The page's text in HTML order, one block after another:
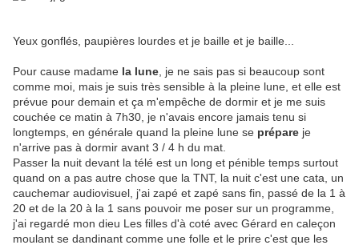
Yeux gonflés, paupières lourdes et je baille et je baille...
Pour cause madame la lune , je ne sais pas si beaucoup sont
comme moi, mais je suis très sensible à la pleine lune, et elle est
prévue pour demain et ça m'empêche de dormir et je me suis
couchée ce matin à 7h30, je n'avais encore jamais tenu si
longtemps, en générale quand la pleine lune se prépare je
n'arrive pas à dormir avant 3 / 4 h du mat.
Passer la nuit devant la télé est un long et pénible temps surtout
quand on a pas autre chose que la TNT, la nuit c'est une cata, un
cauchemar audiovisuel, j'ai zapé et zapé sans fin, passé de la 1 à
20 et de la 20 à la 1 sans pouvoir me poser sur un programme,
j'ai regardé mon dieu Les filles d'à coté avec Gérard en caleçon
moulant se dandinant comme une folle et le prire c'est que les